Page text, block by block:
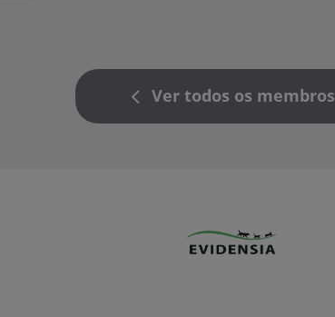
Ver todos os membros